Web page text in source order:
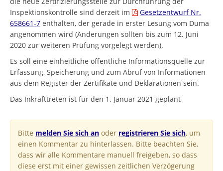
Inspektionskontrolle sind derzeit im
Gesetzentwurf Nr.
658661-7 enthalten, der gerade in erster Lesung vom Duma
angenommen wird (Änderungen sollten bis zum 12. Juni
2020 zur weiteren Prüfung vorgelegt werden).
Es soll eine einheitliche öffentliche Informationsquelle zur
Erfassung, Speicherung und zum Abruf von Informationen
aus dem Register der Zertifikate und Deklarationen sein.
Das Inkrafttreten ist für den 1. Januar 2021 geplant
Bitte melden Sie sich an oder registrieren Sie sich, um
einen Kommentar zu hinterlassen. Bitte beachten Sie,
dass wir alle Kommentare manuell freigeben, so dass
diese erst mit einer gewissen zeitlichen Verzögerung